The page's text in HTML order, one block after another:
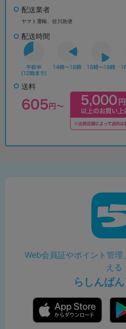
配送業者
ヤマト運輸、佐川急便
配送時間
送料
Web会員証やポイント管
える
らしんば